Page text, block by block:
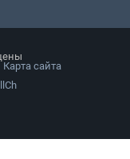
Карта сайта